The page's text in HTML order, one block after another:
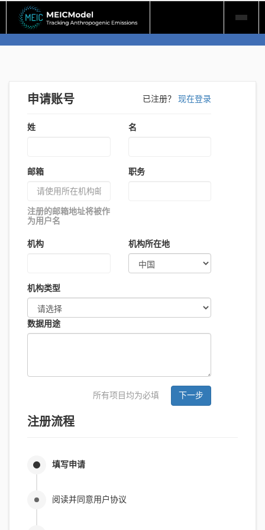
content
申请账号 已注册？ 现在登录
姓 名
邮箱
注册的邮箱地址将被作
为用户名
职务
机构 机构所在地
机构类型
数据用途
所有项目均为必填 下一步
注册流程
填写申请
阅读并同意用户协议